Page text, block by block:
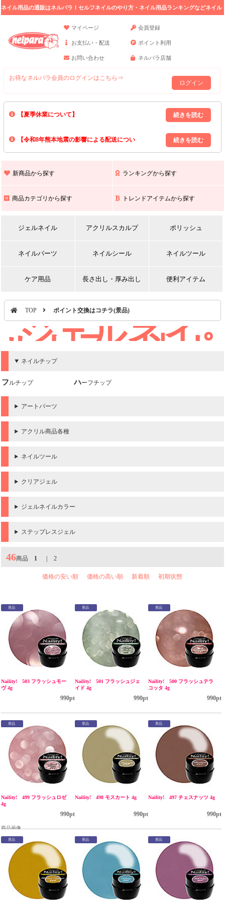
ネイル用品の通販はネルパラ！セルフネイルのやり方・ネイル用品ランキングなどネイル
マイページ
会員登録
お支払い・配送 ポイント利用
お問い合わせ ネルパラ店舗
お得なネルパラ会員のログインはこちら⇒
ログイン
【夏季休業について】
8/13(木)～8/16(日)の間｢出荷業務・お問い合わせ業務｣はお休みいたしま
上記期間中のご注文・お問い合わせは8/17(月)以降の対応となりますので
【令和8年熊本地震の影響による配送につい
また､ 九州全域でお荷物のお届けに遅延が生じております｡
新商品から探す ランキングから探す
商品カテゴリから探す トレンドアイテムから探す
ジェルネイル アクリルスカルプ ポリッシュ
ネイルパーツ ネイルシール ネイルツール
ケア用品 長さ出し・厚み出し 便利アイテム
TOP ポイント交換はコチラ(景品)
ジェルネイ
ルカラー｜ポ
イント交換は
コチラ(景品)
ネイルチップ
フルチップ ハーフチップ
アートパーツ
アクリル商品各種
ネイルツール
クリアジェル
ジェルネイルカラー
ステップレスジェル
46商品 1 2
価格の安い順 価格の高い順 新着順 初期状態
景品
Naility! 503 フラッシュモー
ヴ 4g
990pt
景品
Naility! 501 フラッシュジェ
イド 4g
990pt
景品
Naility! 500 フラッシュテラ
コッタ 4g
990pt
景品
Naility! 499 フラッシュロゼ
4g
990pt
商品画像
景品
Naility! 498 モスカート 4g
990pt
景品
Naility! 497 チェスナッツ 4g
990pt
景品 景品 景品